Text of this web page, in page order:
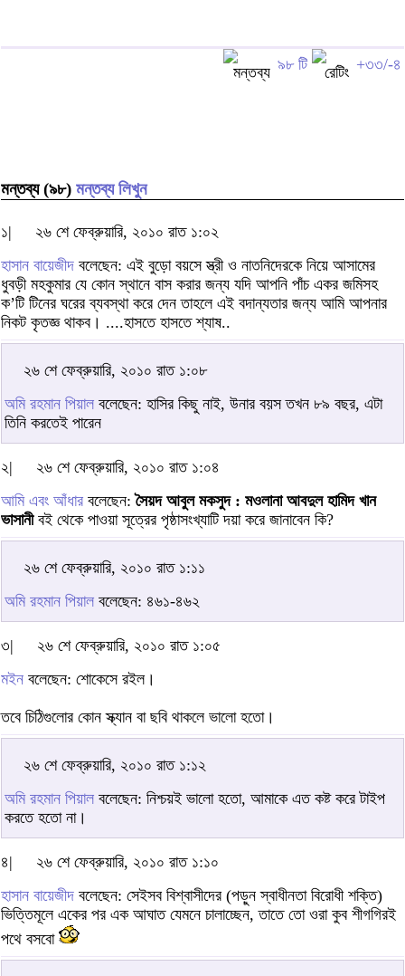
৯৮ টি +৩৩/-৪
মন্তব্য (৯৮) মন্তব্য লিখুন
১|
২৬ শে ফেব্রুয়ারি, ২০১০ রাত ১:০২
হাসান বায়েজীদ বলেছেন: এই বুড়ো বয়সে স্ত্রী ও নাতনিদেরকে নিয়ে আসামের
ধুবড়ী মহকুমার যে কোন স্থানে বাস করার জন্য যদি আপনি পাঁচ একর জমিসহ
ক’টি টিনের ঘরের ব্যবস্থা করে দেন তাহলে এই বদান্যতার জন্য আমি আপনার
নিকট কৃতজ্ঞ থাকব। ....হাসতে হাসতে শ্যাষ..
২৬ শে ফেব্রুয়ারি, ২০১০ রাত ১:০৮
অমি রহমান পিয়াল বলেছেন: হাসির কিছু নাই, উনার বয়স তখন ৮৯ বছর, এটা
তিনি করতেই পারেন
২|
২৬ শে ফেব্রুয়ারি, ২০১০ রাত ১:০৪
আমি এবং আঁধার বলেছেন:সৈয়দ আবুল মকসুদ : মওলানা আবদুল হামিদ খান
ভাসানীবই থেকে পাওয়া সূত্রের পৃষ্ঠাসংখ্যাটি দয়া করে জানাবেন কি?
২৬ শে ফেব্রুয়ারি, ২০১০ রাত ১:১১
অমি রহমান পিয়াল বলেছেন: ৪৬১-৪৬২
৩|
২৬ শে ফেব্রুয়ারি, ২০১০ রাত ১:০৫
মইন বলেছেন: শোকেসে রইল।
তবে চিঠিগুলোর কোন স্ক্যান বা ছবি থাকলে ভালো হতো।
২৬ শে ফেব্রুয়ারি, ২০১০ রাত ১:১২
অমি রহমান পিয়াল বলেছেন: নিশ্চয়ই ভালো হতো, আমাকে এত কষ্ট করে টাইপ
করতে হতো না।
৪|
২৬ শে ফেব্রুয়ারি, ২০১০ রাত ১:১০
হাসান বায়েজীদ বলেছেন: সেইসব বিশ্বাসীদের (পড়ুন স্বাধীনতা বিরোধী শক্তি)
ভিত্তিমূলে একের পর এক আঘাত যেমনে চালাচ্ছেন, তাতে তো ওরা কুব শীগগিরই
পথে বসবো